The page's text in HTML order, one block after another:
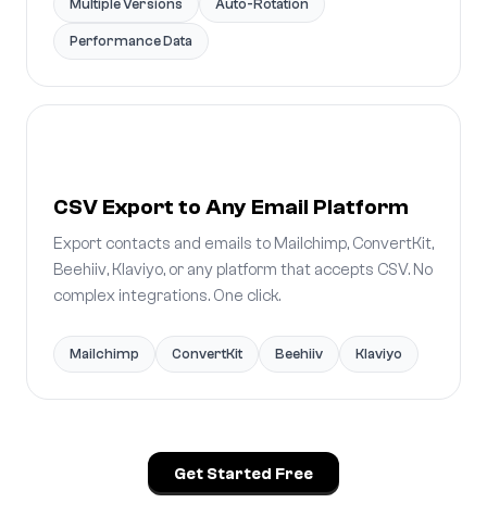
Multiple Versions Auto-Rotation
Performance Data
CSV Export to Any Email Platform
Export contacts and emails to Mailchimp, ConvertKit,
Beehiiv, Klaviyo, or any platform that accepts CSV. No
complex integrations. One click.
Mailchimp ConvertKit Beehiiv Klaviyo
Get Started Free